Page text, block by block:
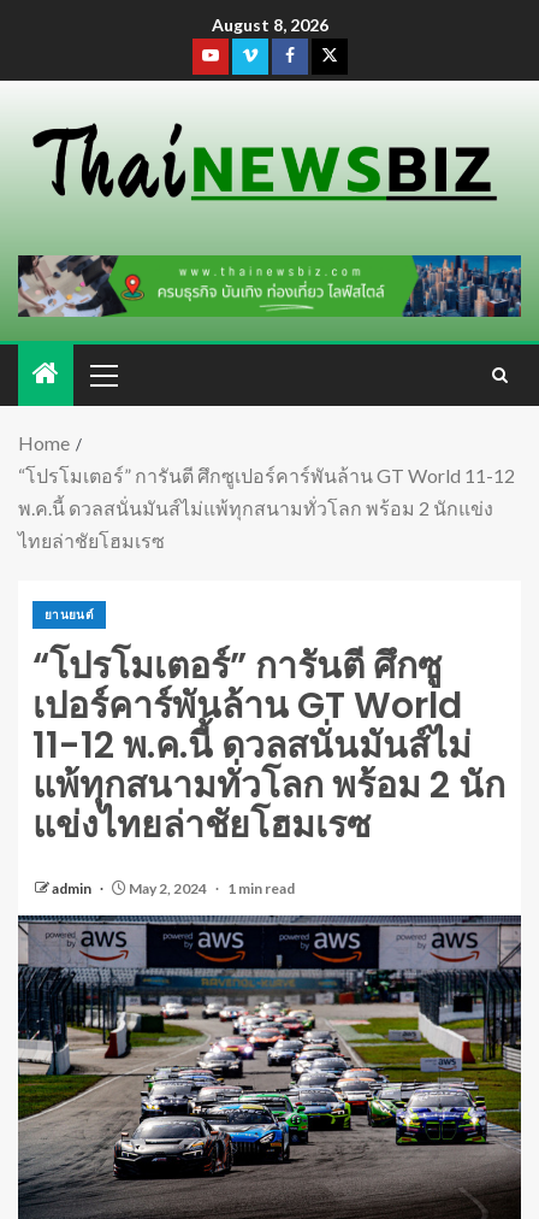
August 8, 2026
Home
“โปรโมเตอร์” การันตี ศึกซูเปอร์คาร์พันล้าน GT World 11-12
พ.ค.นี้ ดวลสนั่นมันส์ไม่แพ้ทุกสนามทั่วโลก พร้อม 2 นักแข่ง
ไทยล่าชัยโฮมเรซ
ยานยนต์
“โปรโมเตอร์” การันตี ศึกซู
เปอร์คาร์พันล้าน GT World
11-12 พ.ค.นี้ ดวลสนั่นมันส์ไม่
แพ้ทุกสนามทั่วโลก พร้อม 2 นัก
แข่งไทยล่าชัยโฮมเรซ
admin May 2, 2024 1 min read